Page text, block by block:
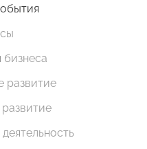
развитие